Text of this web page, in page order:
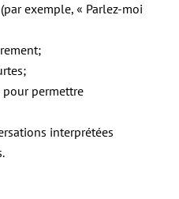
exemple, « Parlez-moi
pour permettre
interprétées